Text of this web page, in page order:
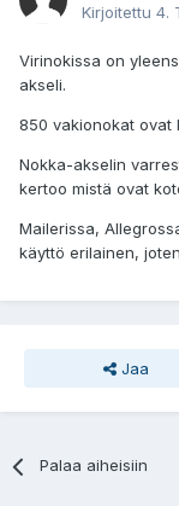
Kirjoitettu 4.
Virinokissa on
akseli.
850 vakionokat ovat
Nokka-akselin
kertoo mistä ovat
Mailerissa,
käyttö erilainen,
Jaa
Palaa aiheisiin